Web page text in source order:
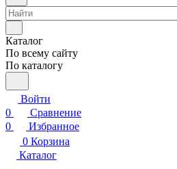
Каталог
По всему сайту
По каталогу
Войти
0
Сравнение
0
Избранное
0 Корзина
Каталог